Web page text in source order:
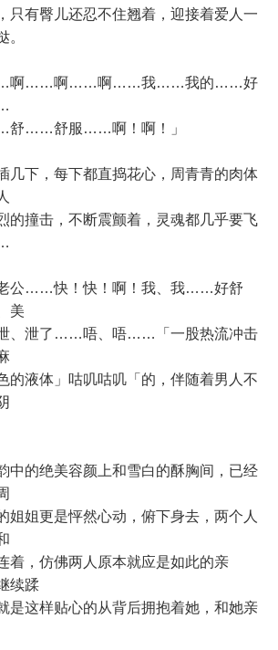
只有臀儿还忍不住翘着，迎接着爱人一
。
……啊……啊……我……我的……好
……舒服……啊！啊！」
下，每下都直捣花心，周青青的肉体
的撞击，不断震颤着，灵魂都几乎要飞
……快！快！啊！我、我……好舒
美
、泄了……唔、唔……「一股热流冲击
的液体」咕叽咕叽「的，伴随着男人不
的绝美容颜上和雪白的酥胸间，已经
姐姐更是怦然心动，俯下身去，两个人
着，仿佛两人原本就应是如此的亲
续蹂
是这样贴心的从背后拥抱着她，和她亲